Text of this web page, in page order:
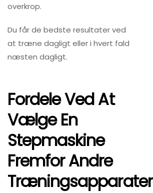
overkrop.
Du får de bedste resultater ved
at træne dagligt eller i hvert fald
næsten dagligt.
Fordele Ved At
Vælge En
Stepmaskine
Fremfor Andre
Træningsapparater